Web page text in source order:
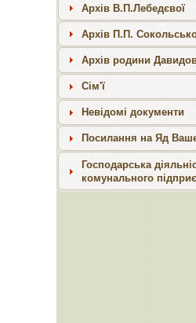
Архів В.П.Лебедєвої
Архів П.П.
Архів родини
Сім'ї
Невідомі документи
Посилання на Яд
Господарська
комунального